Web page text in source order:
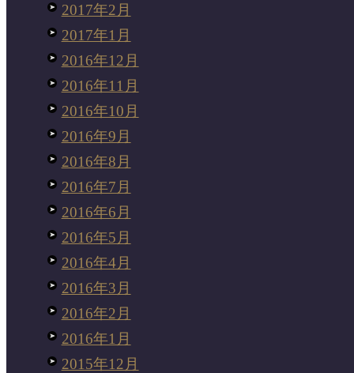
2017年2月
2017年1月
2016年12月
2016年11月
2016年10月
2016年9月
2016年8月
2016年7月
2016年6月
2016年5月
2016年4月
2016年3月
2016年2月
2016年1月
2015年12月